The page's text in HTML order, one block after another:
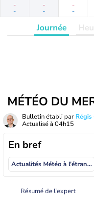
-
-
-
-
-
-
Journée
MÉTÉO DU
Bulletin établi par Régis
Actualisé à 04h15
En bref
Actualités Météo à l'étranger
Résumé de l’expert